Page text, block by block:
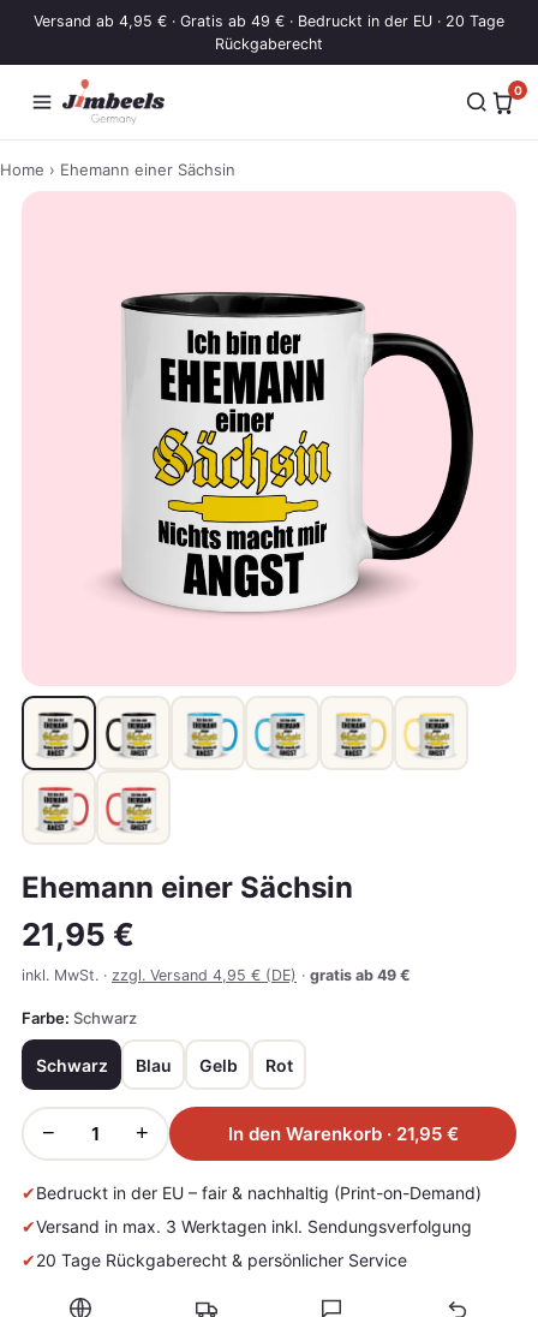
Zum Inhalt springen
Versand ab 4,95 € · Gratis ab 49 € · Bedruckt in der EU · 20 Tage
Rückgaberecht
0
Home › Ehemann einer Sächsin
Ehemann einer Sächsin
21,95 €
inkl. MwSt. · zzgl. Versand 4,95 € (DE) · gratis ab 49 €
Farbe: Schwarz
Schwarz Blau Gelb Rot
− + In den Warenkorb · 21,95 €
✔Bedruckt in der EU – fair & nachhaltig (Print-on-Demand)
✔Versand in max. 3 Werktagen inkl. Sendungsverfolgung
✔20 Tage Rückgaberecht & persönlicher Service